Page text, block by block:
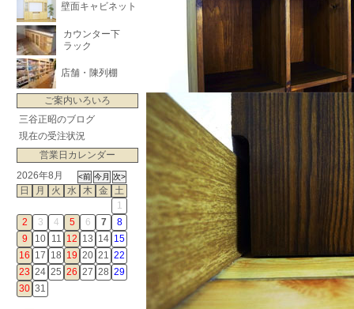
壁面キャビネット
カウンター下
ラック
店舗・陳列棚
ご案内いろいろ
三谷正昭のブログ
現在の受注状況
営業日カレンダー
2026年8月
日
月 火 水 木 金
土
1
2
3 4 5 6 7
8
9
10 11 12 13 14 15
16 17 18 19 20 21 22
23 24 25 26 27 28 29
30 31